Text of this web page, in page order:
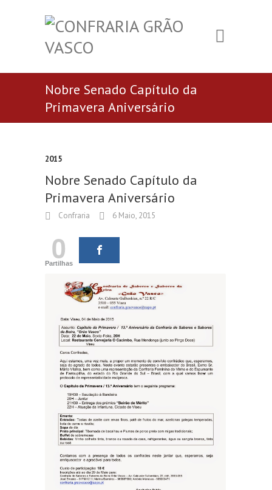
Nobre Senado Capítulo da
Primavera Aniversário
2015
Nobre Senado Capítulo da
Primavera Aniversário
Confraria 6 Maio, 2015
0
Partilhas